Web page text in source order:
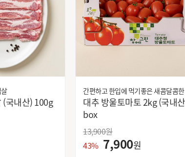
돼지 냉장 삼겹살 (국내산) 100g
간편하고 한입에 먹기좋은 새콤달콤한
대추방울 토마토
대추 방울토마토 2kg (국내산)
box
13,900원
43% 7,900원